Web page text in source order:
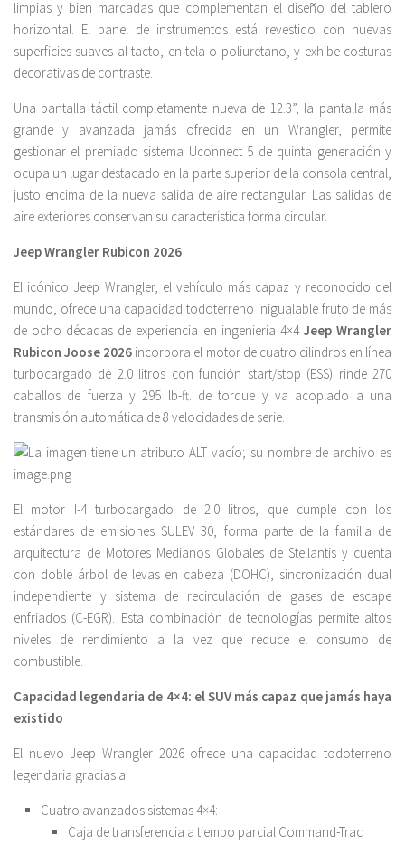
limpias y bien marcadas que complementan el diseño del tablero
horizontal. El panel de instrumentos está revestido con nuevas
superficies suaves al tacto, en tela o poliuretano, y exhibe costuras
decorativas de contraste.
Una pantalla táctil completamente nueva de 12.3”, la pantalla más
grande y avanzada jamás ofrecida en un Wrangler, permite
gestionar el premiado sistema Uconnect 5 de quinta generación y
ocupa un lugar destacado en la parte superior de la consola central,
justo encima de la nueva salida de aire rectangular. Las salidas de
aire exteriores conservan su característica forma circular.
Jeep Wrangler Rubicon 2026
El icónico Jeep Wrangler, el vehículo más capaz y reconocido del
mundo, ofrece una capacidad todoterreno inigualable fruto de más
de ocho décadas de experiencia en ingeniería 4×4Jeep Wrangler
Rubicon Joose 2026 incorpora el motor de cuatro cilindros en línea
turbocargado de 2.0 litros con función start/stop (ESS) rinde 270
caballos de fuerza y 295 lb-ft. de torque y va acoplado a una
transmisión automática de 8 velocidades de serie.
El motor I-4 turbocargado de 2.0 litros, que cumple con los
estándares de emisiones SULEV 30, forma parte de la familia de
arquitectura de Motores Medianos Globales de Stellantis y cuenta
con doble árbol de levas en cabeza (DOHC), sincronización dual
independiente y sistema de recirculación de gases de escape
enfriados (C-EGR). Esta combinación de tecnologías permite altos
niveles de rendimiento a la vez que reduce el consumo de
combustible.
Capacidad legendaria de 4×4: el SUV más capaz que jamás haya
existido
El nuevo Jeep Wrangler 2026 ofrece una capacidad todoterreno
legendaria gracias a:
Cuatro avanzados sistemas 4×4:
Caja de transferencia a tiempo parcial Command-Trac